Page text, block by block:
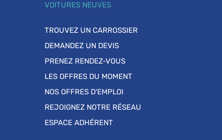
VOITURES NEUVES
TROUVEZ UN CARROSSIER
DEMANDEZ UN DEVIS
PRENEZ RENDEZ-VOUS
LES OFFRES DU MOMENT
NOS OFFRES D'EMPLOI
REJOIGNEZ NOTRE RÉSEAU
ESPACE ADHÉRENT